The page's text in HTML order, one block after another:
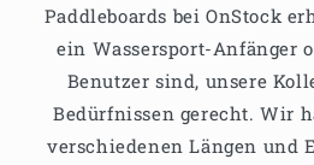
Paddleboards bei OnStock
ein Wassersport-Anfänger
Benutzer sind, unsere
Bedürfnissen gerecht. Wir
verschiedenen Längen und